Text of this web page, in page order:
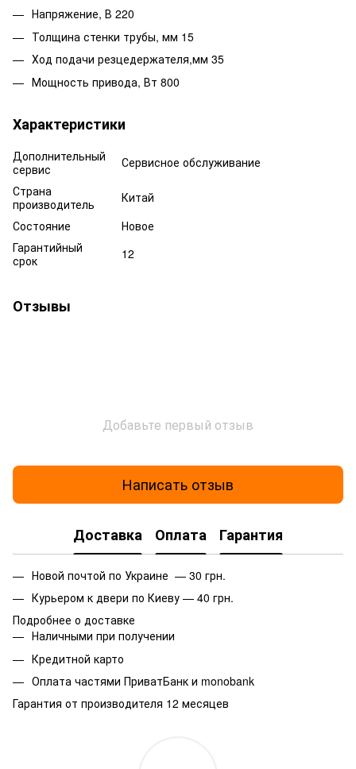
Напряжение, В 220
Толщина стенки трубы, мм 15
Ход подачи резцедержателя,мм 35
Мощность привода, Вт 800
Характеристики
Дополнительный
сервис
Сервисное обслуживание
Страна
производитель
Китай
Состояние
Новое
Гарантийный
срок
12
Отзывы
Добавьте первый отзыв
Написать отзыв
Доставка Оплата Гарантия
Новой почтой по Украине — 30 грн.
Курьером к двери по Киеву — 40 грн.
Подробнее о доставке
Наличными при получении
Кредитной карто
Оплата частями ПриватБанк и monobank
Гарантия от производителя 12 месяцев